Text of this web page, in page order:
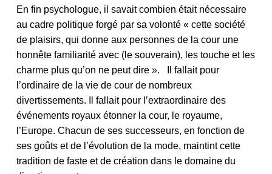
En fin psychologue, il savait combien était nécessaire
au cadre politique forgé par sa volonté « cette société
de plaisirs, qui donne aux personnes de la cour une
honnête familiarité avec (le souverain), les touche et les
charme plus qu’on ne peut dire ». Il fallait pour
l’ordinaire de la vie de cour de nombreux
divertissements. Il fallait pour l’extraordinaire des
événements royaux étonner la cour, le royaume,
l’Europe. Chacun de ses successeurs, en fonction de
ses goûts et de l’évolution de la mode, maintint cette
tradition de faste et de création dans le domaine du